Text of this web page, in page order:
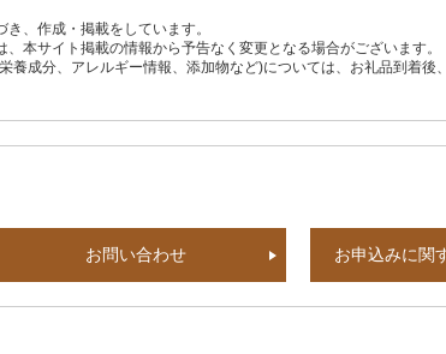
、作成・掲載をしています。
本サイト掲載の情報から予告なく変更となる場合がございます。
成分、アレルギー情報、添加物など)については、お礼品到着後
お問い合わせ お申込みに関